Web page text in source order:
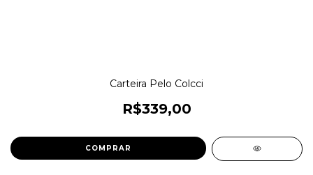
Carteira Pelo Colcci
R$339,00
COMPRAR